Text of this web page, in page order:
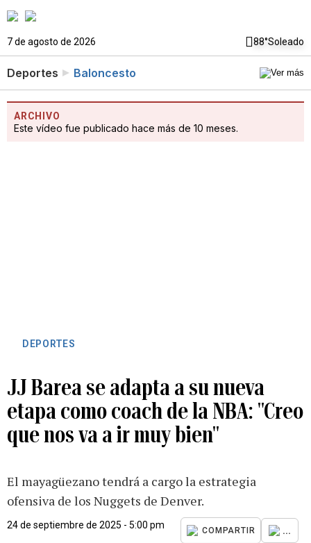
7 de agosto de 2026 88°Soleado
Deportes Baloncesto
ARCHIVO
Este vídeo fue publicado hace más de 10 meses.
DEPORTES
JJ Barea se adapta a su nueva
etapa como coach de la NBA: "Creo
que nos va a ir muy bien"
El mayagüezano tendrá a cargo la estrategia
ofensiva de los Nuggets de Denver.
24 de septiembre de 2025 - 5:00 pm
COMPARTIR ...